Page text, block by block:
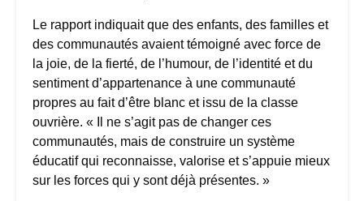
Le rapport indiquait que des enfants, des familles et
des communautés avaient témoigné avec force de
la joie, de la fierté, de l’humour, de l’identité et du
sentiment d’appartenance à une communauté
propres au fait d’être blanc et issu de la classe
ouvrière. « Il ne s’agit pas de changer ces
communautés, mais de construire un système
éducatif qui reconnaisse, valorise et s’appuie mieux
sur les forces qui y sont déjà présentes. »